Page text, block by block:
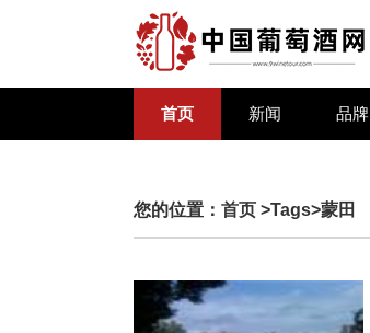
首页 新闻 品牌
您的位置： 首页 >Tags>蒙田